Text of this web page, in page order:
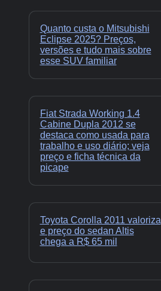
Quanto custa o Mitsubishi
Eclipse 2025? Preços,
versões e tudo mais sobre
esse SUV familiar
Fiat Strada Working 1.4
Cabine Dupla 2012 se
destaca como usada para
trabalho e uso diário; veja
preço e ficha técnica da
picape
Toyota Corolla 2011 valoriza
e preço do sedan Altis
chega a R$ 65 mil